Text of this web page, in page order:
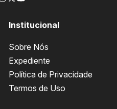
Institucional
Sobre Nós
Expediente
Política de Privacidade
Termos de Uso